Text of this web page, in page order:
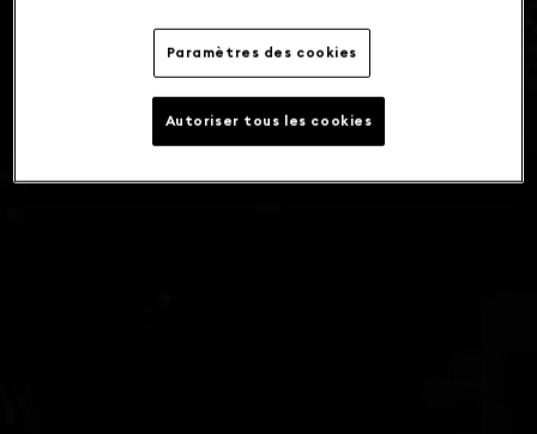
Paramètres des cookies
Autoriser tous les cookies